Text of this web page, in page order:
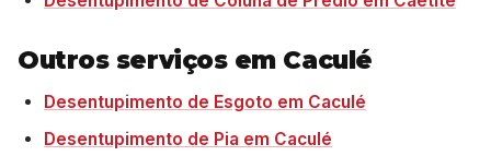
Outros serviços em Caculé
Desentupimento de Esgoto em Caculé
Desentupimento de Pia em Caculé